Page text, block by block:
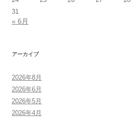
31
« 6月
アーカイブ
2026年8月
2026年6月
2026年5月
2026年4月